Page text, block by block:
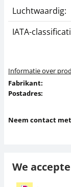
Luchtwaardig:
IATA-
Informatie over
Fabrikant:
Postadres:
Neem contact
We